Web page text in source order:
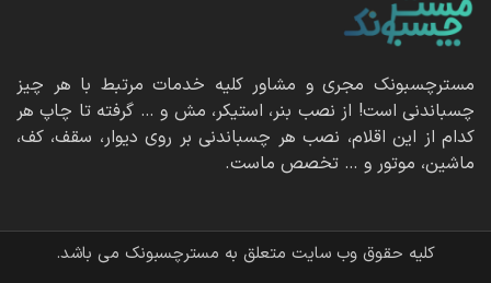
مسترچسبونک مجری و مشاور کلیه خدمات مرتبط با هر چیز
چسباندنی است! از نصب بنر، استیکر، مش و … گرفته تا چاپ هر
کدام از این اقلام، نصب هر چسباندنی بر روی دیوار، سقف، کف،
ماشین، موتور و … تخصص ماست.
کلیه حقوق وب سایت متعلق به مسترچسبونک می باشد.